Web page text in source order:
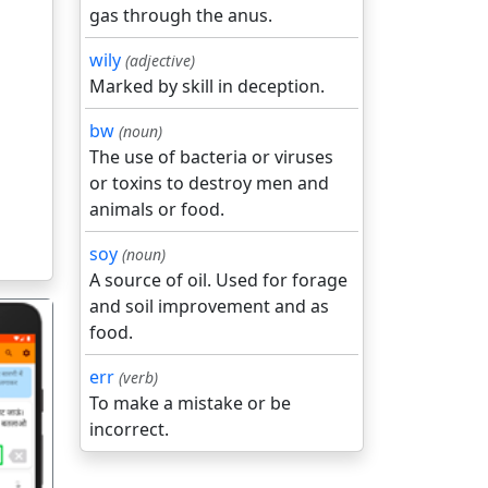
gas through the anus.
wily (adjective)
Marked by skill in deception.
bw (noun)
The use of bacteria or viruses
or toxins to destroy men and
animals or food.
soy (noun)
A source of oil. Used for forage
and soil improvement and as
food.
err (verb)
To make a mistake or be
incorrect.